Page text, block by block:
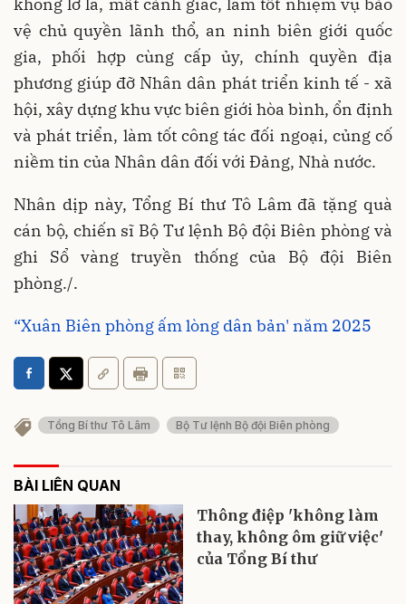
vệ chủ quyền lãnh thổ, an ninh biên giới quốc
gia, phối hợp cùng cấp ủy, chính quyền địa
phương giúp đỡ Nhân dân phát triển kinh tế - xã
hội, xây dựng khu vực biên giới hòa bình, ổn định
và phát triển, làm tốt công tác đối ngoại, củng cố
niềm tin của Nhân dân đối với Đảng, Nhà nước.
Nhân dịp này, Tổng Bí thư Tô Lâm đã tặng quà
cán bộ, chiến sĩ Bộ Tư lệnh Bộ đội Biên phòng và
ghi Sổ vàng truyền thống của Bộ đội Biên
phòng./.
“Xuân Biên phòng ấm lòng dân bản' năm 2025
Tổng Bí thư Tô Lâm Bộ Tư lệnh Bộ đội Biên phòng
BÀI LIÊN QUAN
Thông điệp 'không làm
thay, không ôm giữ việc'
của Tổng Bí thư